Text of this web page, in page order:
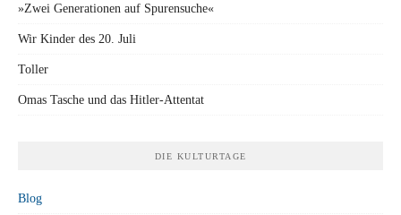
»Zwei Generationen auf Spurensuche«
Wir Kinder des 20. Juli
Toller
Omas Tasche und das Hitler-Attentat
DIE KULTURTAGE
Blog